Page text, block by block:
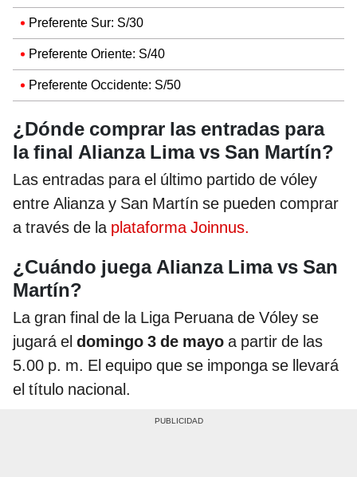
Preferente Sur: S/30
Preferente Oriente: S/40
Preferente Occidente: S/50
¿Dónde comprar las entradas para
la final Alianza Lima vs San Martín?
Las entradas para el último partido de vóley
entre Alianza y San Martín se pueden comprar
a través de la plataforma Joinnus.
¿Cuándo juega Alianza Lima vs San
Martín?
La gran final de la Liga Peruana de Vóley se
jugará el domingo 3 de mayo a partir de las
5.00 p. m. El equipo que se imponga se llevará
el título nacional.